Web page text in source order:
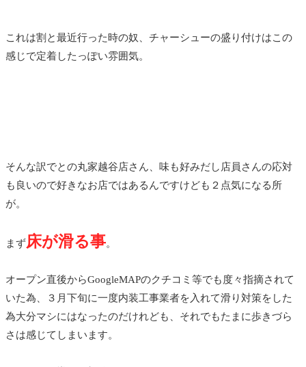
これは割と最近行った時の奴、チャーシューの盛り付けはこの
感じで定着したっぽい雰囲気。
そんな訳でとの丸家越谷店さん、味も好みだし店員さんの応対
も良いので好きなお店ではあるんですけども２点気になる所
が。
まず床が滑る事。
オープン直後からGoogleMAPのクチコミ等でも度々指摘されて
いた為、３月下旬に一度内装工事業者を入れて滑り対策をした
為大分マシにはなったのだけれども、それでもたまに歩きづら
さは感じてしまいます。